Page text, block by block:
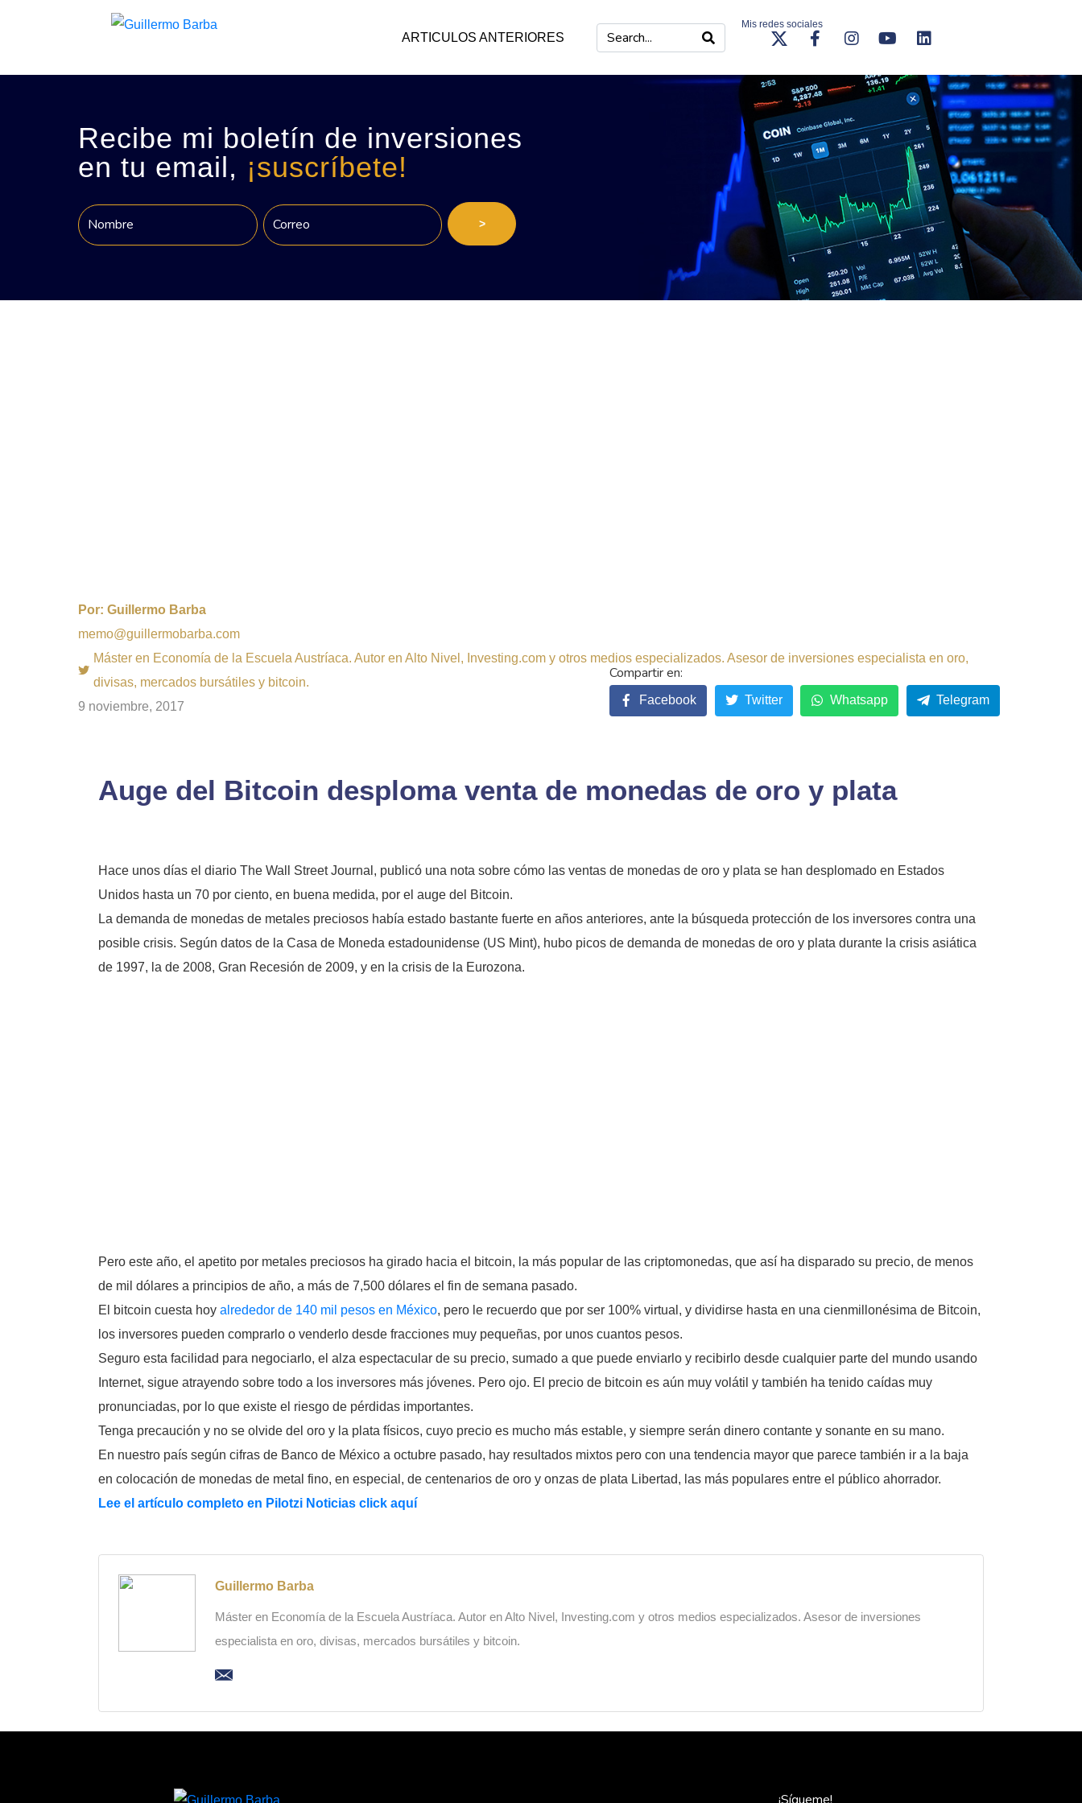
ARTICULOS ANTERIORES
Mis redes sociales
Recibe mi boletín de inversiones
en tu email, ¡suscríbete!
>
Por: Guillermo Barba
memo@guillermobarba.com
Máster en Economía de la Escuela Austríaca. Autor en Alto Nivel, Investing.com y otros medios especializados. Asesor de inversiones especialista en oro,
divisas, mercados bursátiles y bitcoin.
9 noviembre, 2017
Auge del Bitcoin desploma venta de monedas de oro y plata
Hace unos días el diario The Wall Street Journal, publicó una nota sobre cómo las ventas de monedas de oro y plata se han desplomado en Estados
Unidos hasta un 70 por ciento, en buena medida, por el auge del Bitcoin.
La demanda de monedas de metales preciosos había estado bastante fuerte en años anteriores, ante la búsqueda protección de los inversores contra una
posible crisis. Según datos de la Casa de Moneda estadounidense (US Mint), hubo picos de demanda de monedas de oro y plata durante la crisis asiática
de 1997, la de 2008, Gran Recesión de 2009, y en la crisis de la Eurozona.
Pero este año, el apetito por metales preciosos ha girado hacia el bitcoin, la más popular de las criptomonedas, que así ha disparado su precio, de menos
de mil dólares a principios de año, a más de 7,500 dólares el fin de semana pasado.
El bitcoin cuesta hoy alrededor de 140 mil pesos en México, pero le recuerdo que por ser 100% virtual, y dividirse hasta en una cienmillonésima de Bitcoin,
los inversores pueden comprarlo o venderlo desde fracciones muy pequeñas, por unos cuantos pesos.
Seguro esta facilidad para negociarlo, el alza espectacular de su precio, sumado a que puede enviarlo y recibirlo desde cualquier parte del mundo usando
Internet, sigue atrayendo sobre todo a los inversores más jóvenes. Pero ojo. El precio de bitcoin es aún muy volátil y también ha tenido caídas muy
pronunciadas, por lo que existe el riesgo de pérdidas importantes.
Tenga precaución y no se olvide del oro y la plata físicos, cuyo precio es mucho más estable, y siempre serán dinero contante y sonante en su mano.
En nuestro país según cifras de Banco de México a octubre pasado, hay resultados mixtos pero con una tendencia mayor que parece también ir a la baja
en colocación de monedas de metal fino, en especial, de centenarios de oro y onzas de plata Libertad, las más populares entre el público ahorrador.
Lee el artículo completo en Pilotzi Noticias click aquí
Facebook Twitter Whatsapp Telegram
Guillermo Barba
Máster en Economía de la Escuela Austríaca. Autor en Alto Nivel, Investing.com y otros medios especializados. Asesor de inversiones
especialista en oro, divisas, mercados bursátiles y bitcoin.